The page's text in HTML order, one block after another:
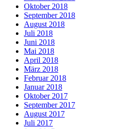
Oktober 2018
September 2018
August 2018
Juli 2018
Juni 2018
Mai 2018
April 2018
März 2018
Februar 2018
Januar 2018
Oktober 2017
September 2017
August 2017
Juli 2017